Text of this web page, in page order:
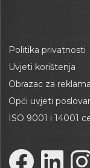
Politika privatnosti
Uvjeti korištenja
Obrazac za
Opći uvjeti
ISO 9001 i 14001